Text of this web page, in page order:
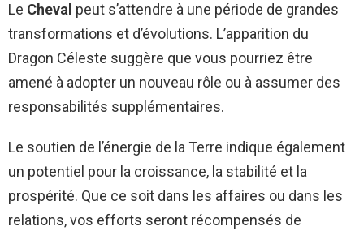
Le Cheval peut s’attendre à une période de grandes
transformations et d’évolutions. L’apparition du
Dragon Céleste suggère que vous pourriez être
amené à adopter un nouveau rôle ou à assumer des
responsabilités supplémentaires.
Le soutien de l’énergie de la Terre indique également
un potentiel pour la croissance, la stabilité et la
prospérité. Que ce soit dans les affaires ou dans les
relations, vos efforts seront récompensés de